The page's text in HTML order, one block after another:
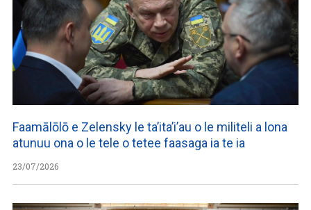
Faamālōlō e Zelensky le ta’ita’i’au o le militeli a lona
atunuu ona o le tele o tetee faasaga ia te ia
23/07/2026